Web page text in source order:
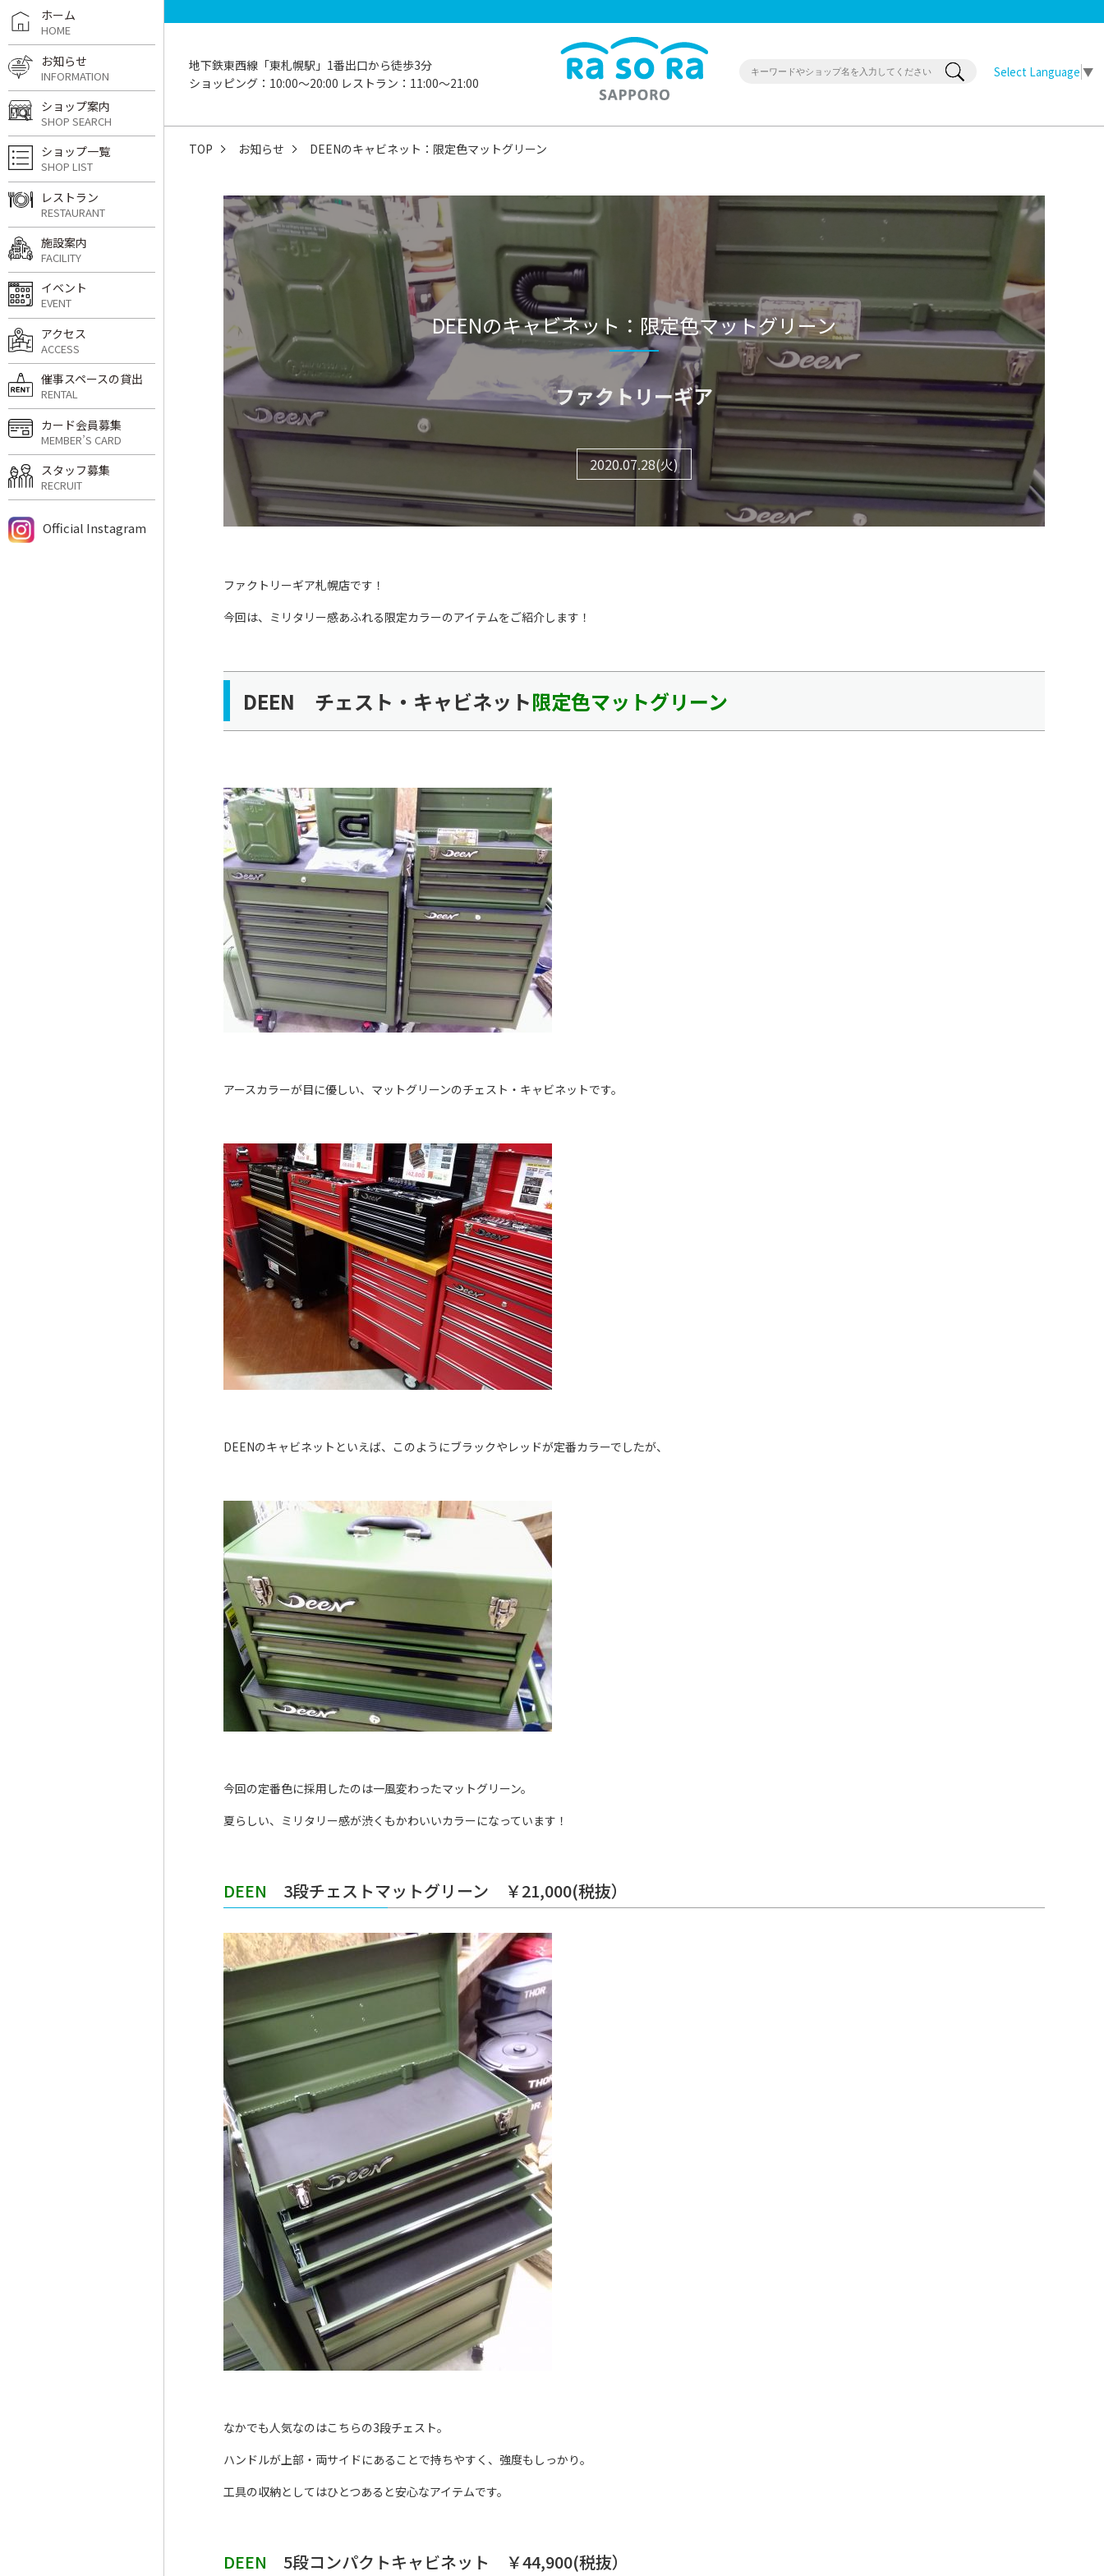
地下鉄東西線「東札幌駅」1番出口から徒歩3分
ショッピング：10:00〜20:00 レストラン：11:00〜21:00
Select Language ▼
TOP お知らせ DEENのキャビネット：限定色マットグリーン
DEENのキャビネット：限定色マットグリーン
ファクトリーギア
2020.07.28(火)
ファクトリーギア札幌店です！
今回は、ミリタリー感あふれる限定カラーのアイテムをご紹介します！
DEEN チェスト・キャビネット限定色マットグリーン
アースカラーが目に優しい、マットグリーンのチェスト・キャビネットです。
DEENのキャビネットといえば、このようにブラックやレッドが定番カラーでしたが、
今回の定番色に採用したのは一風変わったマットグリーン。
夏らしい、ミリタリー感が渋くもかわいいカラーになっています！
DEEN 3段チェストマットグリーン ￥21,000(税抜）
なかでも人気なのはこちらの3段チェスト。
ハンドルが上部・両サイドにあることで持ちやすく、強度もしっかり。
工具の収納としてはひとつあると安心なアイテムです。
DEEN 5段コンパクトキャビネット ￥44,900(税抜）
ホーム
HOME
お知らせ
INFORMATION
ショップ案内
SHOP SEARCH
ショップ一覧
SHOP LIST
レストラン
RESTAURANT
施設案内
FACILITY
イベント
EVENT
アクセス
ACCESS
催事スペースの貸出
RENTAL
カード会員募集
MEMBER’S CARD
スタッフ募集
RECRUIT
Official Instagram